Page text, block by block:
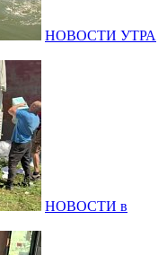
НОВОСТИ УТРА
НОВОСТИ в